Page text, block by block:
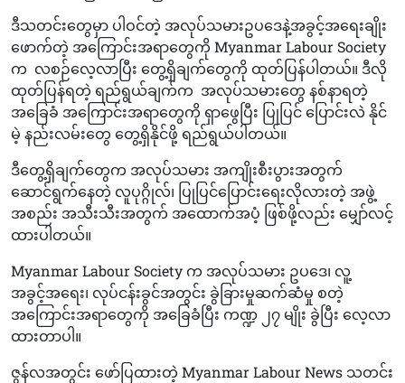
ဒီသတင်းတွေမှာ ပါဝင်တဲ့ အလုပ်သမားဥပဒေနဲ့အခွင့်အရေးချိုး
ဖောက်တဲ့ အကြောင်းအရာတွေကို Myanmar Labour Society
က လစဉ်လေ့လာပြီး တွေ့ရှိချက်တွေကို ထုတ်ပြန်ပါတယ်။ ဒီလို
ထုတ်ပြန်ရတဲ့ ရည်ရွယ်ချက်က အလုပ်သမားတွေ နစ်နာရတဲ့
အခြေခံ အကြောင်းအရာတွေကို ရှာဖွေပြီး ပြုပြင် ပြောင်းလဲ နိုင်
မဲ့ နည်းလမ်းတွေ တွေ့ရှိနိုင်ဖို့ ရည်ရွယ်ပါတယ်။
ဒီတွေ့ရှိချက်တွေက အလုပ်သမား အကျိုးစီးပွားအတွက်
ဆောင်ရွက်နေတဲ့ လူပုဂ္ဂိုလ်၊ ပြုပြင်ပြောင်းရေးလိုလားတဲ့ အဖွဲ့
အစည်း အသီးသီးအတွက် အထောက်အပံ့ ဖြစ်ဖို့လည်း မျှော်လင့်
ထားပါတယ်။
Myanmar Labour Society က အလုပ်သမား ဥပဒေ၊ လူ့
အခွင့်အရေး၊ လုပ်ငန်းခွင်အတွင်း ခွဲခြားမှုဆက်ဆံမှု စတဲ့
အကြောင်းအရာတွေကို အခြေခံပြီး ကဏ္ဍ ၂၇ မျိုး ခွဲပြီး လေ့လာ
ထားတာပါ။
ဇွန်လအတွင်း ဖော်ပြထားတဲ့ Myanmar Labour News သတင်း